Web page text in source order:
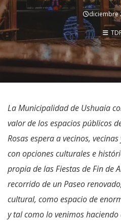
diciembre
La Municipalidad de Ushuaia
valor de los espacios públicos
Rosas espera a vecinos,
con opciones culturales e
propia de las Fiestas de Fin de
recorrido de un Paseo
cultural, como espacio de
y tal como lo venimos